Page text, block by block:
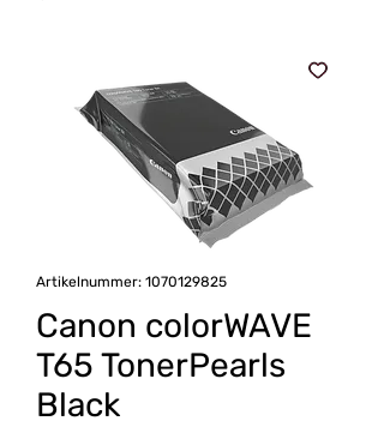
Artikelnummer: 1070129825
Canon colorWAVE
T65 TonerPearls
Black